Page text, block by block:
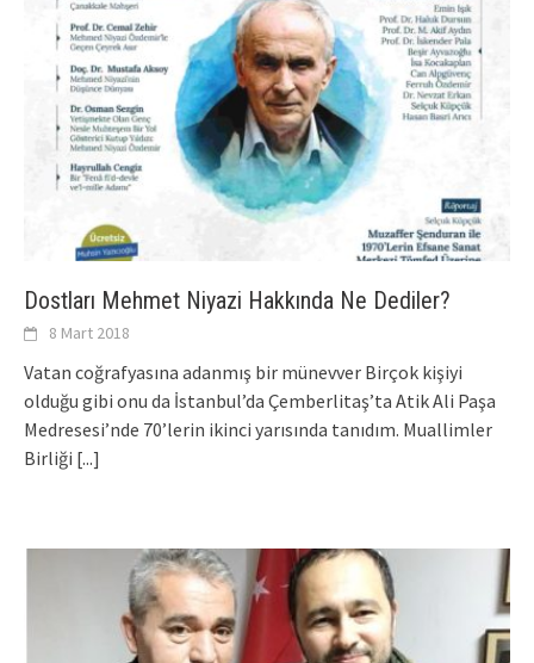
Dostları Mehmet Niyazi Hakkında Ne Dediler?
8 Mart 2018
Vatan coğrafyasına adanmış bir münevver Birçok kişiyi
olduğu gibi onu da İstanbul’da Çemberlitaş’ta Atik Ali Paşa
Medresesi’nde 70’lerin ikinci yarısında tanıdım. Muallimler
Birliği [...]